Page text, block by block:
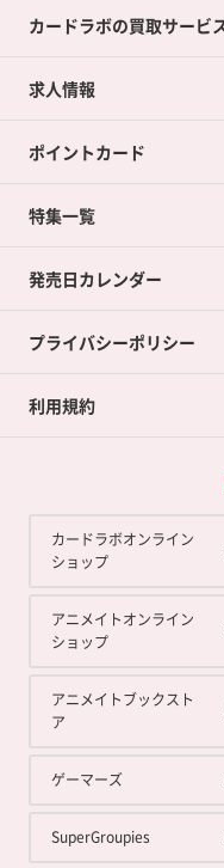
カードラボの買取サービ
カードラボの買取サービス
店舗買取について
ネット買取について
買取承諾書について
求人情報
ポイントカード
ポイントカードTOP
ポイント交換景品
特集一覧
発売日カレンダー
プライバシーポリシー
利用規約
カードラボオンライン
ショップ
アニメイトオンライン
ショップ
アニメイトブックスト
ア
ゲーマーズ
SuperGroupies